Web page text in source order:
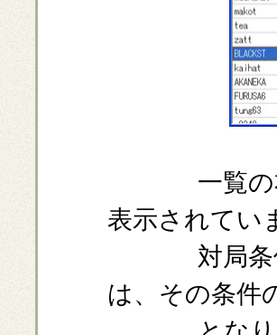
一覧の右側
表示されてい
対局条件
は、その条件